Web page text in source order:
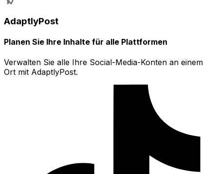
AdaptlyPost
Planen Sie Ihre Inhalte für alle Plattformen
Verwalten Sie alle Ihre Social-Media-Konten an einem
Ort mit AdaptlyPost.